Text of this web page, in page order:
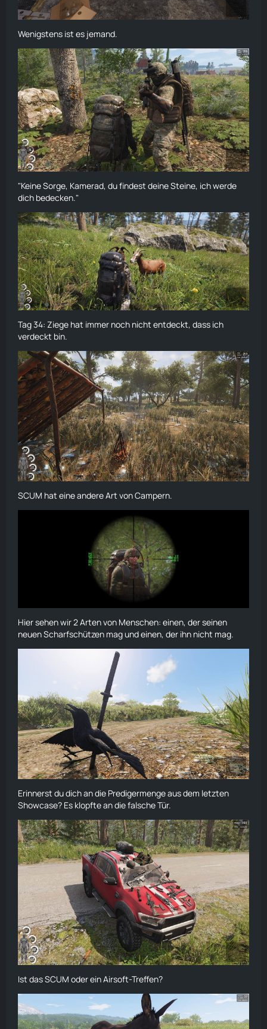
Wenigstens ist es jemand.
"Keine Sorge, Kamerad, du findest deine Steine, ich werde
dich bedecken."
Tag 34: Ziege hat immer noch nicht entdeckt, dass ich
verdeckt bin.
SCUM hat eine andere Art von Campern.
Hier sehen wir 2 Arten von Menschen: einen, der seinen
neuen Scharfschützen mag und einen, der ihn nicht mag.
Erinnerst du dich an die Predigermenge aus dem letzten
Showcase? Es klopfte an die falsche Tür.
Ist das SCUM oder ein Airsoft-Treffen?